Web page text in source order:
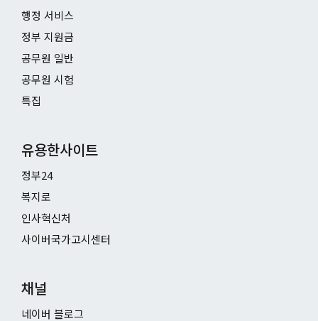
행정 서비스
정부 지원금
공무원 일반
공무원 시험
특집
유용한사이트
정부24
복지로
인사혁신처
사이버국가고시센터
채널
네이버 블로그